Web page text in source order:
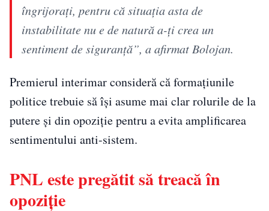
îngrijorați, pentru că situația asta de
instabilitate nu e de natură a-ți crea un
sentiment de siguranță”, a afirmat Bolojan.
Premierul interimar consideră că formațiunile
politice trebuie să își asume mai clar rolurile de la
putere și din opoziție pentru a evita amplificarea
sentimentului anti-sistem.
PNL este pregătit să treacă în
opoziție